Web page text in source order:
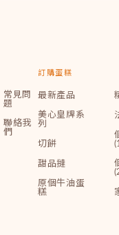
常見問
題
聯絡我
們
訂購蛋糕
最新產品
美心皇牌系
列
切餅
甜品撻
原個牛油蛋
糕